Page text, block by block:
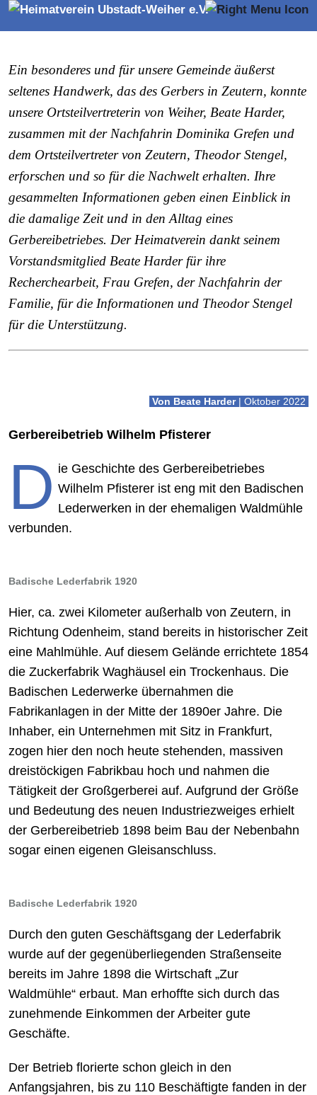
Zeutern
Ein besonderes und für unsere Gemeinde äußerst
seltenes Handwerk, das des Gerbers in Zeutern, konnte
unsere Ortsteilvertreterin von Weiher, Beate Harder,
zusammen mit der Nachfahrin Dominika Grefen und
dem Ortsteilvertreter von Zeutern, Theodor Stengel,
erforschen und so für die Nachwelt erhalten. Ihre
gesammelten Informationen geben einen Einblick in
die damalige Zeit und in den Alltag eines
Gerbereibetriebes. Der Heimatverein dankt seinem
Vorstandsmitglied Beate Harder für ihre
Recherchearbeit, Frau Grefen, der Nachfahrin der
Familie, für die Informationen und Theodor Stengel
für die Unterstützung.
Von Beate Harder| Oktober 2022
Gerbereibetrieb Wilhelm Pfisterer
D ie Geschichte des Gerbereibetriebes
Wilhelm Pfisterer ist eng mit den Badischen
Lederwerken in der ehemaligen Waldmühle
verbunden.
Badische Lederfabrik 1920
Hier, ca. zwei Kilometer außerhalb von Zeutern, in
Richtung Odenheim, stand bereits in historischer Zeit
eine Mahlmühle. Auf diesem Gelände errichtete 1854
die Zuckerfabrik Waghäusel ein Trockenhaus. Die
Badischen Lederwerke übernahmen die
Fabrikanlagen in der Mitte der 1890er Jahre. Die
Inhaber, ein Unternehmen mit Sitz in Frankfurt,
zogen hier den noch heute stehenden, massiven
dreistöckigen Fabrikbau hoch und nahmen die
Tätigkeit der Großgerberei auf. Aufgrund der Größe
und Bedeutung des neuen Industriezweiges erhielt
der Gerbereibetrieb 1898 beim Bau der Nebenbahn
sogar einen eigenen Gleisanschluss.
Badische Lederfabrik 1920
Durch den guten Geschäftsgang der Lederfabrik
wurde auf der gegenüberliegenden Straßenseite
bereits im Jahre 1898 die Wirtschaft „Zur
Waldmühle“ erbaut. Man erhoffte sich durch das
zunehmende Einkommen der Arbeiter gute
Geschäfte.
Der Betrieb florierte schon gleich in den
Anfangsjahren, bis zu 110 Beschäftigte fanden in der